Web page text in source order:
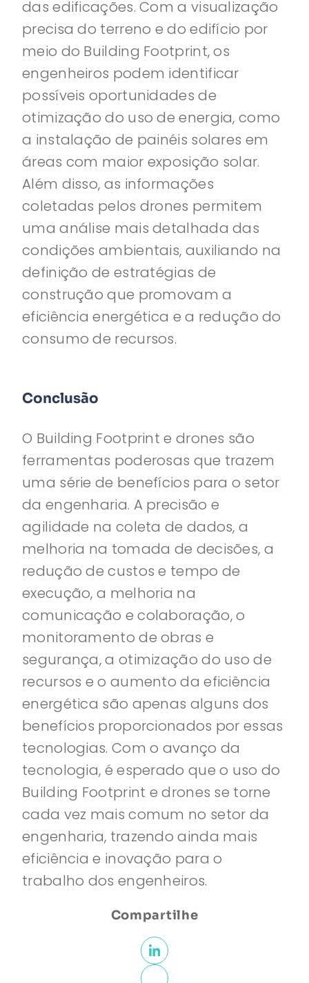
das edificações. Com a visualização
precisa do terreno e do edifício por
meio do Building Footprint, os
engenheiros podem identificar
possíveis oportunidades de
otimização do uso de energia, como
a instalação de painéis solares em
áreas com maior exposição solar.
Além disso, as informações
coletadas pelos drones permitem
uma análise mais detalhada das
condições ambientais, auxiliando na
definição de estratégias de
construção que promovam a
eficiência energética e a redução do
consumo de recursos.
Conclusão
O Building Footprint e drones são
ferramentas poderosas que trazem
uma série de benefícios para o setor
da engenharia. A precisão e
agilidade na coleta de dados, a
melhoria na tomada de decisões, a
redução de custos e tempo de
execução, a melhoria na
comunicação e colaboração, o
monitoramento de obras e
segurança, a otimização do uso de
recursos e o aumento da eficiência
energética são apenas alguns dos
benefícios proporcionados por essas
tecnologias. Com o avanço da
tecnologia, é esperado que o uso do
Building Footprint e drones se torne
cada vez mais comum no setor da
engenharia, trazendo ainda mais
eficiência e inovação para o
trabalho dos engenheiros.
Compartilhe